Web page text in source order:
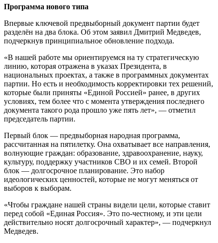
Программа нового типа
Впервые ключевой предвыборный документ партии будет
разделён на два блока. Об этом заявил Дмитрий Медведев,
подчеркнув принципиальное обновление подхода.
«В нашей работе мы ориентируемся на ту стратегическую
линию, которая отражена в указах Президента, в
национальных проектах, а также в программных документах
партии. Но есть и необходимость корректировки тех решений,
которые были приняты «Единой Россией» ранее, в других
условиях, тем более что с момента утверждения последнего
документа такого рода прошло уже пять лет», — отметил
председатель партии.
Первый блок — предвыборная народная программа,
рассчитанная на пятилетку. Она охватывает все направления,
волнующие граждан: образование, здравоохранение, науку,
культуру, поддержку участников СВО и их семей. Второй
блок — долгосрочное планирование. Это набор
идеологических ценностей, которые не могут меняться от
выборов к выборам.
«Чтобы граждане нашей страны видели цели, которые ставит
перед собой «Единая Россия». Это по-честному, и эти цели
действительно носят долгосрочный характер», — подчеркнул
Медведев.